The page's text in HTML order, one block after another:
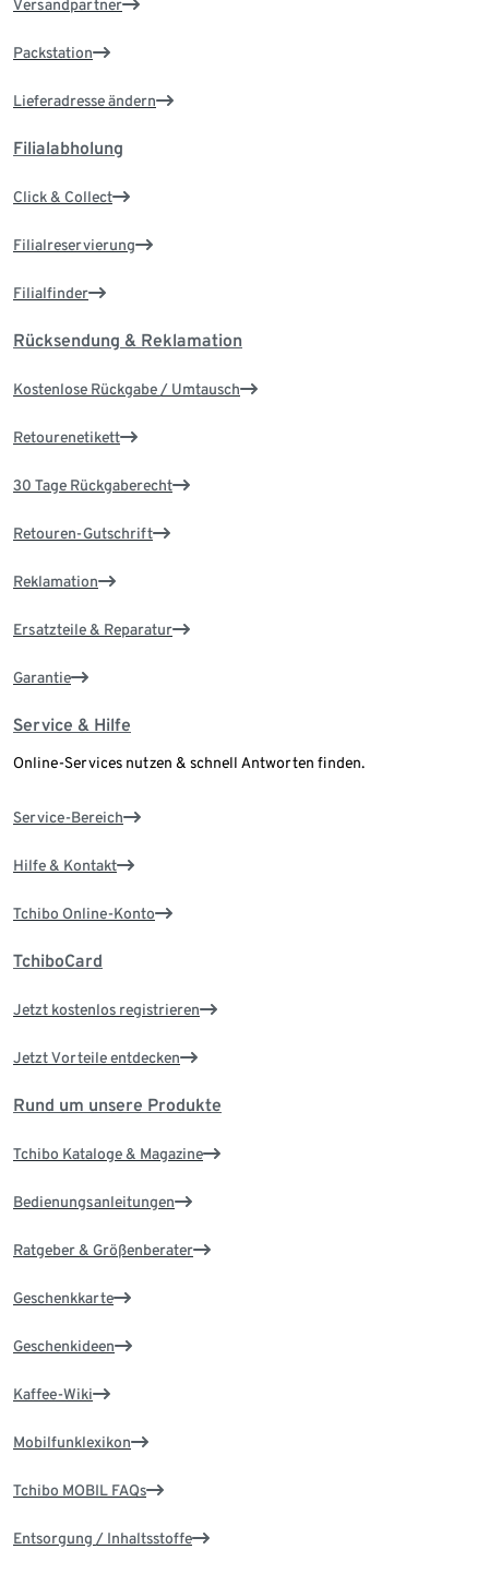
Versandpartner
Packstation
Lieferadresse ändern
Filialabholung
Click & Collect
Filialreservierung
Filialfinder
Rücksendung & Reklamation
Kostenlose Rückgabe / Umtausch
Retourenetikett
30 Tage Rückgaberecht
Retouren-Gutschrift
Reklamation
Ersatzteile & Reparatur
Garantie
Service & Hilfe
Online-Services nutzen & schnell Antworten finden.
Service-Bereich
Hilfe & Kontakt
Tchibo Online-Konto
TchiboCard
Jetzt kostenlos registrieren
Jetzt Vorteile entdecken
Rund um unsere Produkte
Tchibo Kataloge & Magazine
Bedienungsanleitungen
Ratgeber & Größenberater
Geschenkkarte
Geschenkideen
Kaffee-Wiki
Mobilfunklexikon
Tchibo MOBIL FAQs
Entsorgung / Inhaltsstoffe